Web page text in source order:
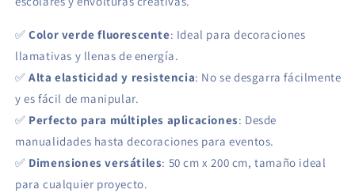
✅Color verde fluorescente: Ideal para decoraciones
llamativas y llenas de energía.
✅Alta elasticidad y resistencia: No se desgarra fácilmente
y es fácil de manipular.
✅ Perfecto para múltiples aplicaciones: Desde
manualidades hasta decoraciones para eventos.
✅ Dimensiones versátiles: 50 cm x 200 cm, tamaño ideal
para cualquier proyecto.